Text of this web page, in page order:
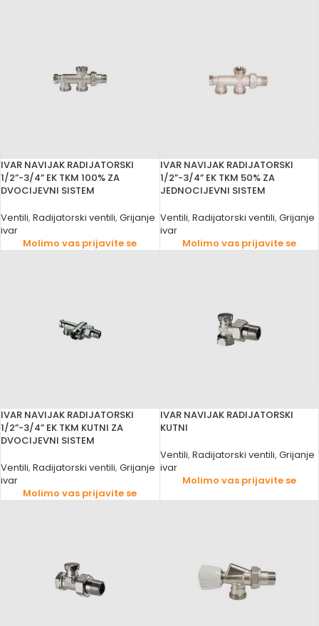
IVAR NAVIJAK RADIJATORSKI
1/2”-3/4” EK TKM 100% ZA
DVOCIJEVNI SISTEM
Ventili, Radijatorski ventili, Grijanje
ivar
Molimo vas prijavite se
IVAR NAVIJAK RADIJATORSKI
1/2”-3/4” EK TKM 50% ZA
JEDNOCIJEVNI SISTEM
Ventili, Radijatorski ventili, Grijanje
ivar
Molimo vas prijavite se
IVAR NAVIJAK RADIJATORSKI
1/2”-3/4” EK TKM KUTNI ZA
DVOCIJEVNI SISTEM
Ventili, Radijatorski ventili, Grijanje
ivar
Molimo vas prijavite se
IVAR NAVIJAK RADIJATORSKI
KUTNI
Ventili, Radijatorski ventili, Grijanje
ivar
Molimo vas prijavite se